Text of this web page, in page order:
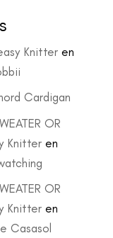
Knitteren
Cardigan
OR
Knitteren
OR
Knitteren
Casasol